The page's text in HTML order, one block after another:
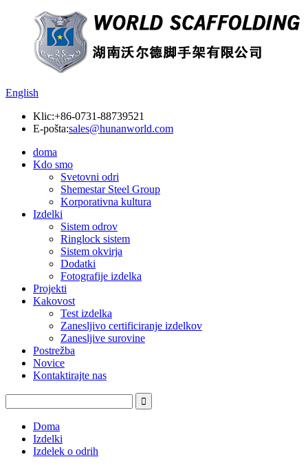
English
Klic:+86-0731-88739521
E-pošta:sales@hunanworld.com
doma
Kdo smo
Svetovni odri
Shemestar Steel Group
Korporativna kultura
Izdelki
Sistem odrov
Ringlock sistem
Sistem okvirja
Dodatki
Fotografije izdelka
Projekti
Kakovost
Test izdelka
Zanesljivo certificiranje izdelkov
Zanesljive surovine
Postrežba
Novice
Kontaktirajte nas
Doma
Izdelki
Izdelek o odrih